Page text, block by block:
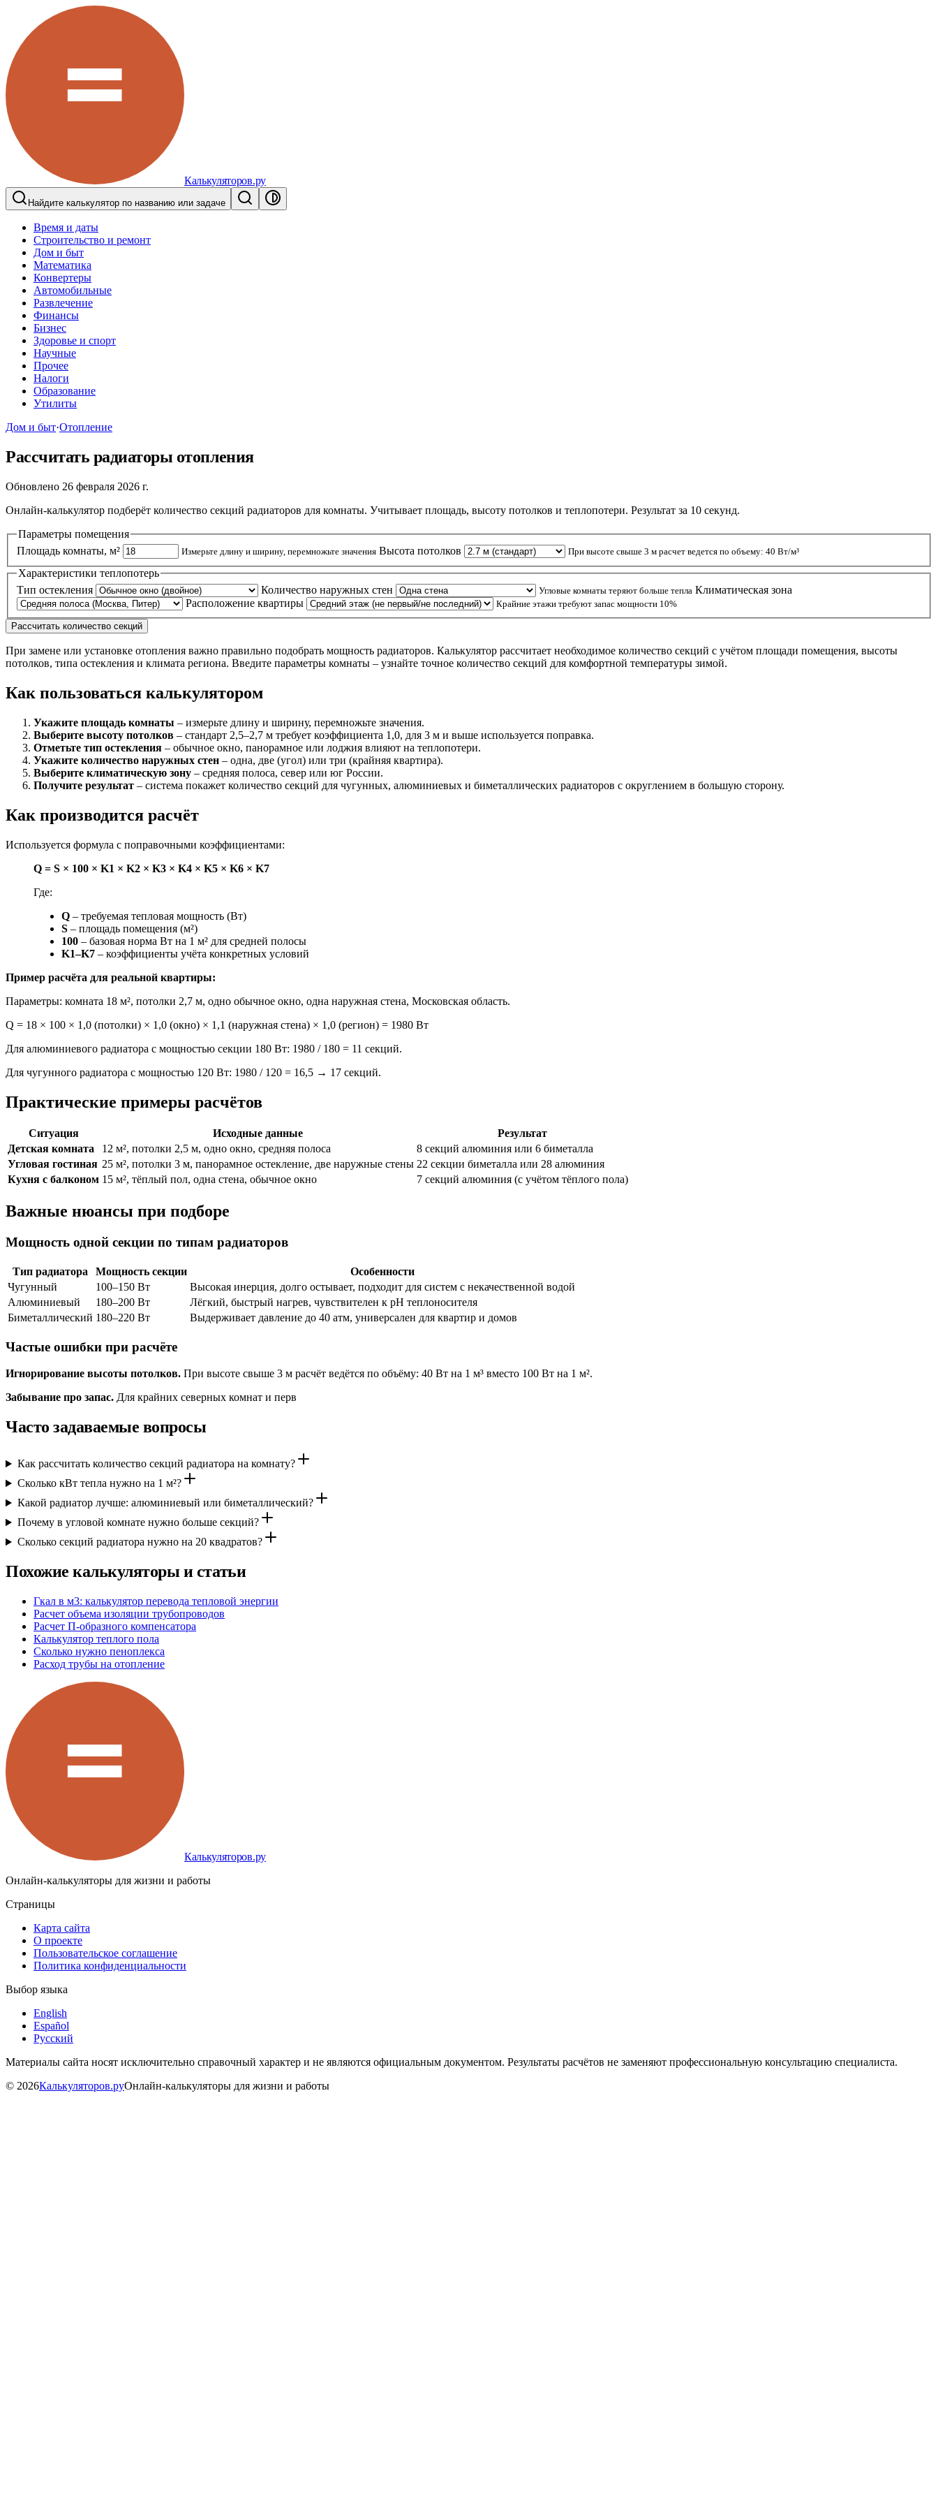
Калькуляторов.ру
Найдите калькулятор по названию или задаче
Время и даты
Строительство и ремонт
Дом и быт
Математика
Конвертеры
Автомобильные
Развлечение
Финансы
Бизнес
Здоровье и спорт
Научные
Прочее
Налоги
Образование
Утилиты
Дом и быт·Отопление
Рассчитать радиаторы отопления
Обновлено 26 февраля 2026 г.
Онлайн-калькулятор подберёт количество секций радиаторов для комнаты. Учитывает площадь, высоту потолков и теплопотери. Результат за 10 секунд.
Параметры помещения
Площадь комнаты, м²
Измерьте длину и ширину, перемножьте значения Высота потолков При высоте свыше 3 м расчет ведется по объему: 40 Вт/м³
Характеристики теплопотерь
Тип остекления
Количество наружных стен Угловые комнаты теряют больше тепла Климатическая зона
Расположение квартиры
Крайние этажи требуют запас мощности 10%
Рассчитать количество секций
При замене или установке отопления важно правильно подобрать мощность радиаторов. Калькулятор рассчитает необходимое количество секций с учётом площади помещения, высоты
потолков, типа остекления и климата региона. Введите параметры комнаты – узнайте точное количество секций для комфортной температуры зимой.
Как пользоваться калькулятором
Укажите площадь комнаты – измерьте длину и ширину, перемножьте значения.
Выберите высоту потолков – стандарт 2,5–2,7 м требует коэффициента 1,0, для 3 м и выше используется поправка.
Отметьте тип остекления – обычное окно, панорамное или лоджия влияют на теплопотери.
Укажите количество наружных стен – одна, две (угол) или три (крайняя квартира).
Выберите климатическую зону – средняя полоса, север или юг России.
Получите результат – система покажет количество секций для чугунных, алюминиевых и биметаллических радиаторов с округлением в большую сторону.
Как производится расчёт
Используется формула с поправочными коэффициентами:
Q = S × 100 × K1 × K2 × K3 × K4 × K5 × K6 × K7
Где:
Q – требуемая тепловая мощность (Вт)
S – площадь помещения (м²)
100 – базовая норма Вт на 1 м² для средней полосы
K1–K7 – коэффициенты учёта конкретных условий
Пример расчёта для реальной квартиры:
Параметры: комната 18 м², потолки 2,7 м, одно обычное окно, одна наружная стена, Московская область.
Q = 18 × 100 × 1,0 (потолки) × 1,0 (окно) × 1,1 (наружная стена) × 1,0 (регион) = 1980 Вт
Для алюминиевого радиатора с мощностью секции 180 Вт: 1980 / 180 = 11 секций.
Для чугунного радиатора с мощностью 120 Вт: 1980 / 120 = 16,5 → 17 секций.
Практические примеры расчётов
Ситуация Исходные данные
Результат
Детская комната
12 м², потолки 2,5 м, одно окно, средняя полоса
8 секций алюминия или 6 биметалла
Угловая гостиная 25 м², потолки 3 м, панорамное остекление, две наружные стены 22 секции биметалла или 28 алюминия
Кухня с балконом 15 м², тёплый пол, одна стена, обычное окно 7 секций алюминия (с учётом тёплого пола)
Важные нюансы при подборе
Мощность одной секции по типам радиаторов
Тип радиатора Мощность секции
Особенности
Чугунный
100–150 Вт
Высокая инерция, долго остывает, подходит для систем с некачественной водой
Алюминиевый
180–200 Вт
Лёгкий, быстрый нагрев, чувствителен к pH теплоносителя
Биметаллический 180–220 Вт Выдерживает давление до 40 атм, универсален для квартир и домов
Частые ошибки при расчёте
Игнорирование высоты потолков. При высоте свыше 3 м расчёт ведётся по объёму: 40 Вт на 1 м³ вместо 100 Вт на 1 м².
Забывание про запас. Для крайних северных комнат и перв
Часто задаваемые вопросы
Как рассчитать количество секций радиатора на комнату?
Сколько кВт тепла нужно на 1 м²?
Какой радиатор лучше: алюминиевый или биметаллический?
Почему в угловой комнате нужно больше секций?
Сколько секций радиатора нужно на 20 квадратов?
Похожие калькуляторы и статьи
Гкал в м3: калькулятор перевода тепловой энергии
Расчет объема изоляции трубопроводов
Расчет П-образного компенсатора
Калькулятор теплого пола
Сколько нужно пеноплекса
Расход трубы на отопление
Калькуляторов.ру
Онлайн-калькуляторы для жизни и работы
Страницы
Карта сайта
О проекте
Пользовательское соглашение
Политика конфиденциальности
Выбор языка
English
Español
Русский
Материалы сайта носят исключительно справочный характер и не являются официальным документом. Результаты расчётов не заменяют профессиональную консультацию специалиста.
© 2026Калькуляторов.руОнлайн-калькуляторы для жизни и работы